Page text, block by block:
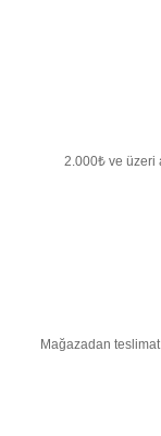
2.000₺ ve üzeri
Mağazadan